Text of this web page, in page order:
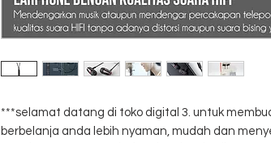
***selamat datang di toko digital 3. untuk
berbelanja anda lebih nyaman, mudah dan